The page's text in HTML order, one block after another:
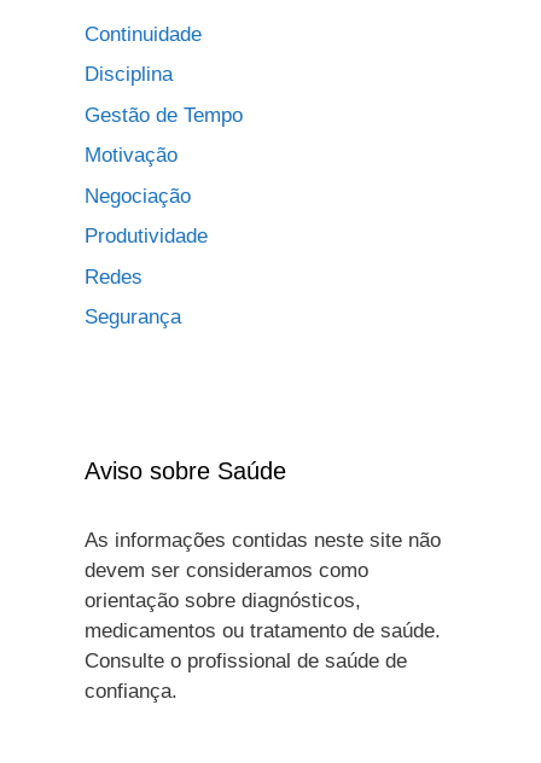
Continuidade
Disciplina
Gestão de Tempo
Motivação
Negociação
Produtividade
Redes
Segurança
Aviso sobre Saúde
As informações contidas neste site não
devem ser consideramos como
orientação sobre diagnósticos,
medicamentos ou tratamento de saúde.
Consulte o profissional de saúde de
confiança.